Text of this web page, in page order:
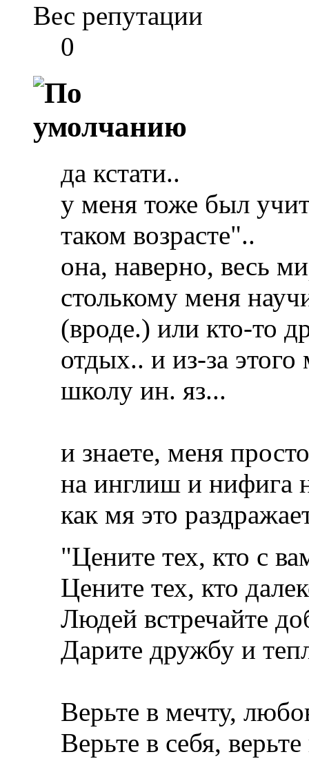
Вес репутации
0
да кстати..
у меня тоже был
таком возрасте"..
она, наверно, весь
столькому меня
(вроде.) или кто-то
отдых.. и из-за
школу ин. яз...
и знаете, меня
на инглиш и нифига
как мя это
"Цените тех, кто с
Цените тех, кто
Людей встречайте
Дарите дружбу и
Верьте в мечту,
Верьте в себя,